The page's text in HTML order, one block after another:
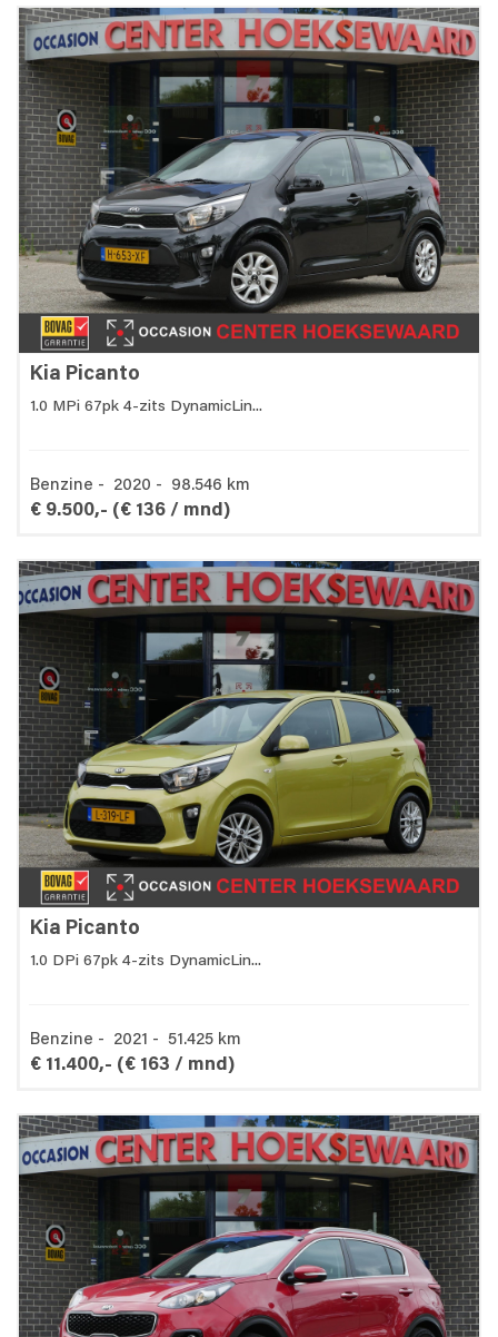
Kia Picanto
1.0 MPi 67pk 4-zits DynamicLin...
Benzine - 2020 - 98.546 km
€ 9.500,- (€ 136 / mnd)
Kia Picanto
1.0 DPi 67pk 4-zits DynamicLin...
Benzine - 2021 - 51.425 km
€ 11.400,- (€ 163 / mnd)